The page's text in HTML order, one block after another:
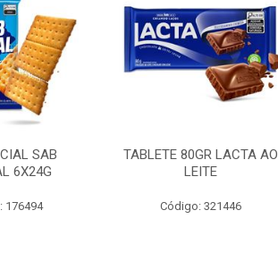
SAB
6X24G
176494
TABLETE 80GR LACTA AO
LEITE
Código: 321446